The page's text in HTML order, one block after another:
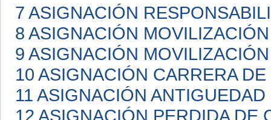
7 ASIGNACIÓN
8 ASIGNACIÓN MOVILIZACIÓN
9 ASIGNACIÓN
10 ASIGNACIÓN CARRERA
11 ASIGNACIÓN
12 ASIGNACIÓN PERDIDA DE